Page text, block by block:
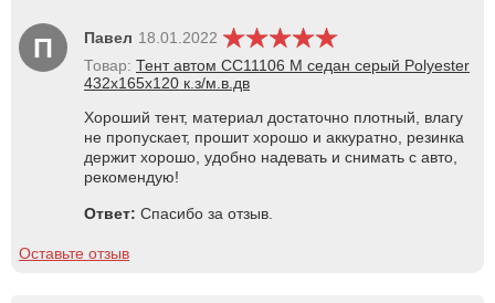
П Павел 18.01.2022
Товар: Тент автом CC11106 M седан серый Polyester
432х165х120 к.з/м.в.дв
Хороший тент, материал достаточно плотный, влагу
не пропускает, прошит хорошо и аккуратно, резинка
держит хорошо, удобно надевать и снимать с авто,
рекомендую!
Ответ: Спасибо за отзыв.
Оставьте отзыв